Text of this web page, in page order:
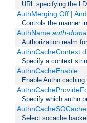
URL specifying the
AuthMerging Off |
Controls the manner
AuthName auth-
Authorization realm
AuthnCacheContext
Specify a context
AuthnCacheEnable
Enable Authn
Specify which authn
AuthnCacheSOCache
Select socache